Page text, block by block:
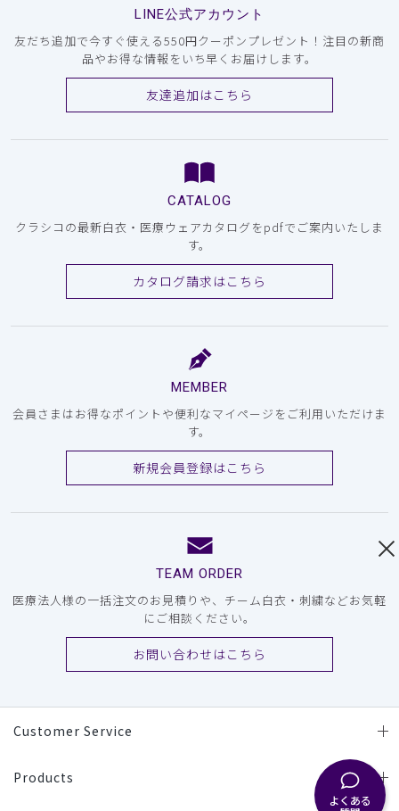
よくある
LINE公式アカウント
友だち追加で今すぐ使える550円クーポンプレゼント！注目の新商
品やお得な情報をいち早くお届けします。
友達追加はこちら
CATALOG
クラシコの最新白衣・医療ウェアカタログをpdfでご案内いたしま
す。
カタログ請求はこちら
MEMBER
会員さまはお得なポイントや便利なマイページをご利用いただけま
す。
新規会員登録はこちら
TEAM ORDER
医療法人様の一括注文のお見積りや、チーム白衣・刺繍などお気軽
にご相談ください。
お問い合わせはこちら
Customer Service
Products